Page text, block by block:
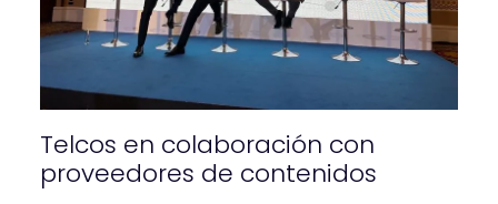
Telcos en colaboración con
proveedores de contenidos